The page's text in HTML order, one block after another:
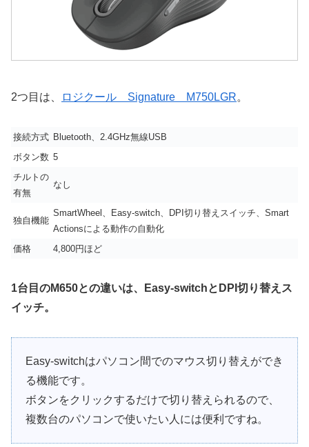
2つ目は、 ロジクール Signature M750LGR。
接続方式 Bluetooth、2.4GHz無線USB
ボタン数 5
チルトの
有無
なし
独自機能
SmartWheel、Easy-switch、DPI切り替えスイッチ、Smart
Actionsによる動作の自動化
価格
4,800円ほど
1台目のM650との違いは、Easy-switchとDPI切り替えス
イッチ。
Easy-switchはパソコン間でのマウス切り替えができ
る機能です。
ボタンをクリックするだけで切り替えられるので、
複数台のパソコンで使いたい人には便利ですね。